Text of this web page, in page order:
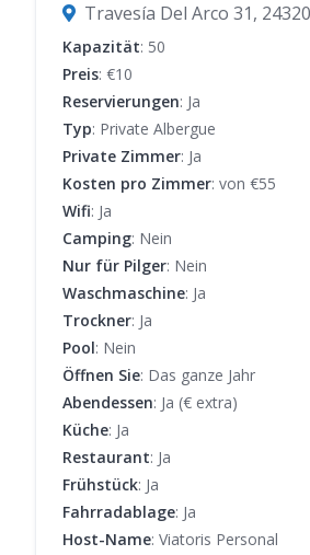
Kapazität: 50
Preis: €10
Reservierungen: Ja
Typ: Private Albergue
Private Zimmer: Ja
Kosten pro Zimmer: von €55
Wifi: Ja
Camping: Nein
Nur für Pilger: Nein
Waschmaschine: Ja
Trockner: Ja
Pool: Nein
Öffnen Sie: Das ganze Jahr
Abendessen: Ja (€ extra)
Küche: Ja
Restaurant: Ja
Frühstück: Ja
Fahrradablage: Ja
Host-Name: Viatoris Personal